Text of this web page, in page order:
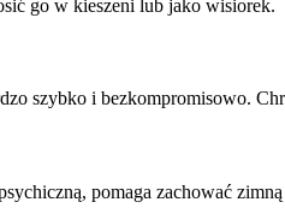
go w kieszeni lub jako wisiorek.
szybko i bezkompromisowo.
pomaga zachować